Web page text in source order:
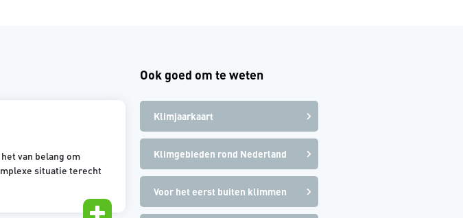
van belang om
situatie terecht
Ook goed om te weten
Klimjaarkaart
Klimgebieden rond Nederland
Voor het eerst buiten klimmen